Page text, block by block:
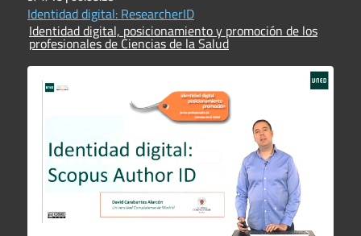
Identidad digital: ResearcherID
Identidad digital, posicionamiento y promoción de los
profesionales de Ciencias de la Salud